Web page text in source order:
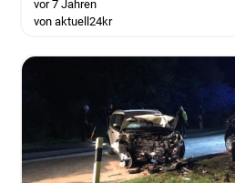
vor 7 Jahren
von aktuell24kr